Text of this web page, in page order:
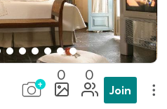
0 0
Join